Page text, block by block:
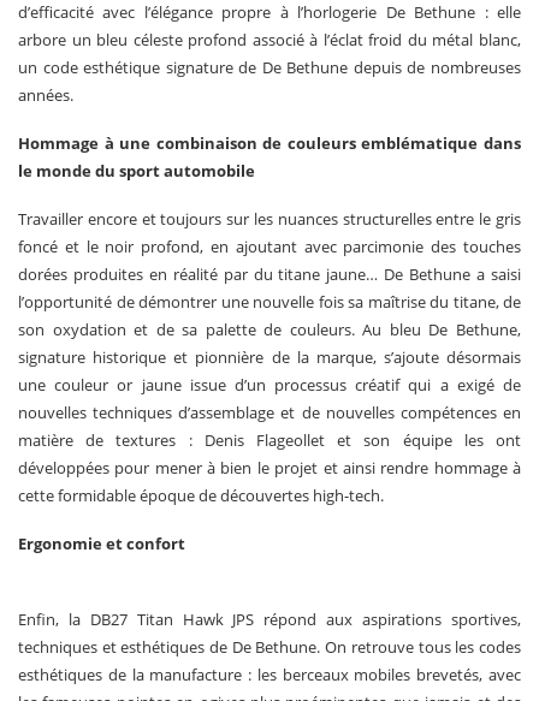
d’efficacité avec l’élégance propre à l’horlogerie De Bethune : elle
arbore un bleu céleste profond associé à l’éclat froid du métal blanc,
un code esthétique signature de De Bethune depuis de nombreuses
années.
Hommage à une combinaison de couleurs emblématique dans
le monde du sport automobile
Travailler encore et toujours sur les nuances structurelles entre le gris
foncé et le noir profond, en ajoutant avec parcimonie des touches
dorées produites en réalité par du titane jaune… De Bethune a saisi
l’opportunité de démontrer une nouvelle fois sa maîtrise du titane, de
son oxydation et de sa palette de couleurs. Au bleu De Bethune,
signature historique et pionnière de la marque, s’ajoute désormais
une couleur or jaune issue d’un processus créatif qui a exigé de
nouvelles techniques d’assemblage et de nouvelles compétences en
matière de textures : Denis Flageollet et son équipe les ont
développées pour mener à bien le projet et ainsi rendre hommage à
cette formidable époque de découvertes high-tech.
Ergonomie et confort
Enfin, la DB27 Titan Hawk JPS répond aux aspirations sportives,
techniques et esthétiques de De Bethune. On retrouve tous les codes
esthétiques de la manufacture : les berceaux mobiles brevetés, avec